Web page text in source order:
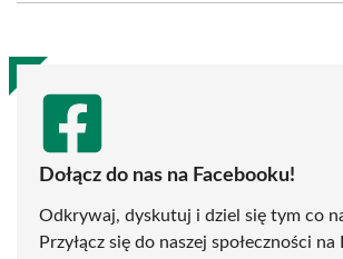
(Twitter)
Dołącz do nas na Facebooku!
Odkrywaj, dyskutuj i dziel się tym co
Przyłącz się do naszej społeczności na